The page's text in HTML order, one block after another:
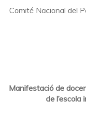
Comité Nacional del
Manifestació de
de l’escola